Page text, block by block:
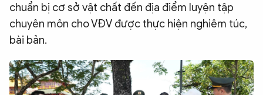
chuẩn bị cơ sở vật chất đến địa điểm luyện tập
chuyên môn cho VĐV được thực hiện nghiêm túc,
bài bản.